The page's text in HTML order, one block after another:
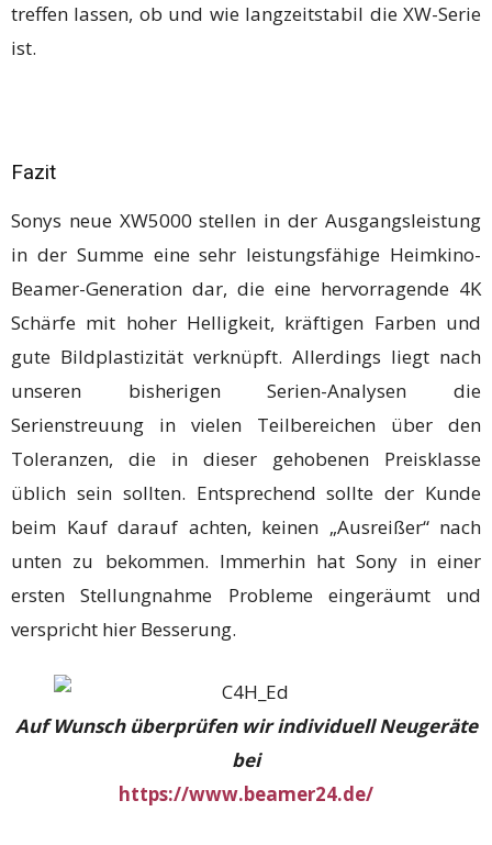
treffen lassen, ob und wie langzeitstabil die XW-Serie
ist.
Fazit
Sonys neue XW5000 stellen in der Ausgangsleistung
in der Summe eine sehr leistungsfähige Heimkino-
Beamer-Generation dar, die eine hervorragende 4K
Schärfe mit hoher Helligkeit, kräftigen Farben und
gute Bildplastizität verknüpft. Allerdings liegt nach
unseren bisherigen Serien-Analysen die
Serienstreuung in vielen Teilbereichen über den
Toleranzen, die in dieser gehobenen Preisklasse
üblich sein sollten. Entsprechend sollte der Kunde
beim Kauf darauf achten, keinen „Ausreißer“ nach
unten zu bekommen. Immerhin hat Sony in einer
ersten Stellungnahme Probleme eingeräumt und
verspricht hier Besserung.
Auf Wunsch überprüfen wir individuell Neugeräte
bei
https://www.beamer24.de/